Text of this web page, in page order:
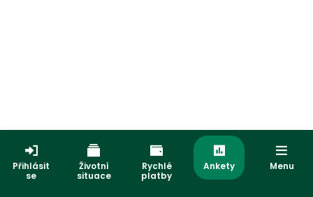
Přihlásit
se
Životní
situace
Rychlé
platby
Ankety Menu